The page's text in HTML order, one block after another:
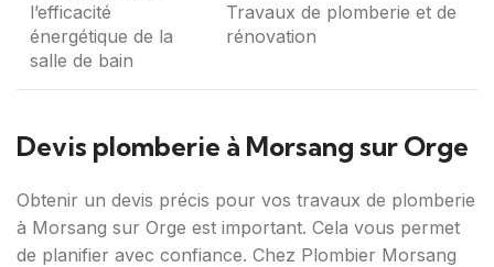
l’efficacité
énergétique de la
salle de bain
Travaux de plomberie et de
rénovation
Devis plomberie à Morsang sur Orge
Obtenir un devis précis pour vos travaux de plomberie
à Morsang sur Orge est important. Cela vous permet
de planifier avec confiance. Chez Plombier Morsang